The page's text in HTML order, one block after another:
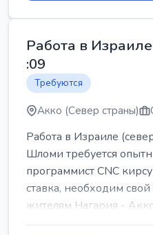
Работа в
:09
Требуются
Акко (Север страны)
Работа в Израиле
Шломи требуется
программист CNC
ставка, необходим
жителям Нагария -